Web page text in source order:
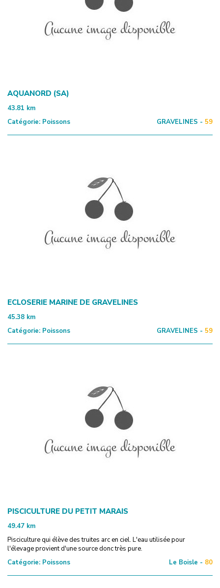
AQUANORD (SA)
43.81 km
Catégorie: Poissons GRAVELINES - 59
ECLOSERIE MARINE DE GRAVELINES
45.38 km
Catégorie: Poissons GRAVELINES - 59
PISCICULTURE DU PETIT MARAIS
49.47 km
Pisciculture qui élève des truites arc en ciel. L'eau utilisée pour
l'élevage provient d'une source donc très pure.
Catégorie: Poissons Le Boisle - 80